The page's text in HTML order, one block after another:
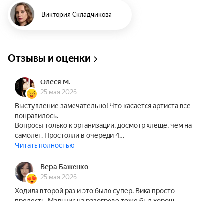
Рассуждает о семье, карьере, замужестве и
самодостаточности — всё с той же
том, что её живо волнует, и поделится с
ироничной манере.
Виктория Складчикова
Отзывы и оценки
Олеся М.
25 мая 2026
Выступление замечательно! Что касается артиста все
понравилось.
Вопросы только к организации, досмотр хлеще, чем на
самолет. Простояли в очереди 4…
Читать полностью
Вера Баженко
25 мая 2026
Ходила второй раз и это было супер. Вика просто